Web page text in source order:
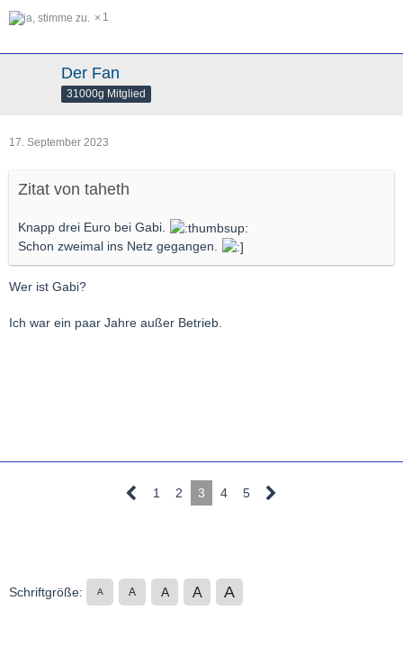
1
Der Fan
31000g Mitglied
17. September 2023
Zitat von taheth
Knapp drei Euro bei Gabi.
Schon zweimal ins Netz gegangen.
Wer ist Gabi?
Ich war ein paar Jahre außer Betrieb.
1 2 3 4 5
Schriftgröße: A A A A A